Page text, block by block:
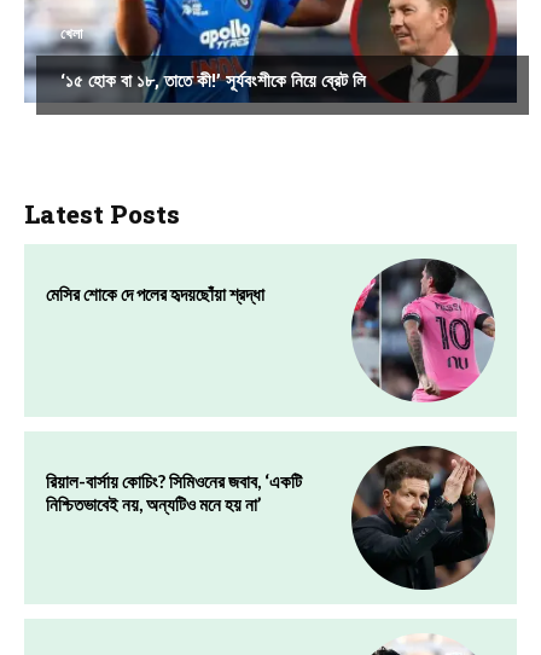
খেলা
‘১৫ হোক বা ১৮, তাতে কী!’ সূর্যবংশীকে নিয়ে ব্রেট লি
Latest Posts
মেসির শোকে দে পলের হৃদয়ছোঁয়া শ্রদ্ধা
রিয়াল-বার্সায় কোচিং? সিমিওনের জবাব, ‘একটি
নিশ্চিতভাবেই নয়, অন্যটিও মনে হয় না’